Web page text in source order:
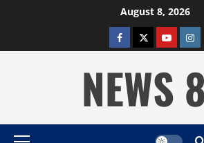
August 8, 2026
facebooktwitter
NEWS